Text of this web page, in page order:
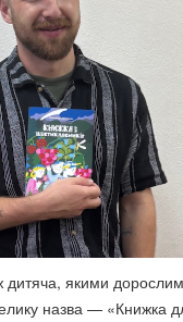
дитяча, якими
назва — «Книжка